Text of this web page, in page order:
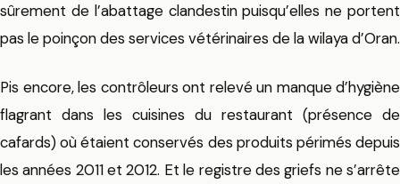
sûrement de l’abattage clandestin puisqu’elles ne portent
pas le poinçon des services vétérinaires de la wilaya d’Oran.
Pis encore, les contrôleurs ont relevé un manque d’hygiène
flagrant dans les cuisines du restaurant (présence de
cafards) où étaient conservés des produits périmés depuis
les années 2011 et 2012. Et le registre des griefs ne s’arrête